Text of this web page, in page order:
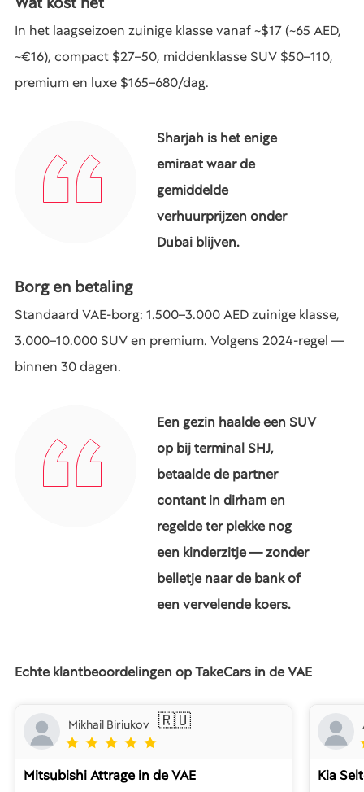
In het laagseizoen zuinige klasse vanaf ~$17 (~65 AED,
~€16), compact $27–50, middenklasse SUV $50–110,
premium en luxe $165–680/dag.
Sharjah is het enige
emiraat waar de
gemiddelde
verhuurprijzen onder
Dubai blijven.
Borg en betaling
Standaard VAE-borg: 1.500–3.000 AED zuinige klasse,
3.000–10.000 SUV en premium. Volgens 2024-regel —
binnen 30 dagen.
Een gezin haalde een SUV
op bij terminal SHJ,
betaalde de partner
contant in dirham en
regelde ter plekke nog
een kinderzitje — zonder
belletje naar de bank of
een vervelende koers.
Echte klantbeoordelingen op TakeCars in de VAE
Mikhail Biriukov 🇷🇺
Mitsubishi Attrage in de VAE Kia